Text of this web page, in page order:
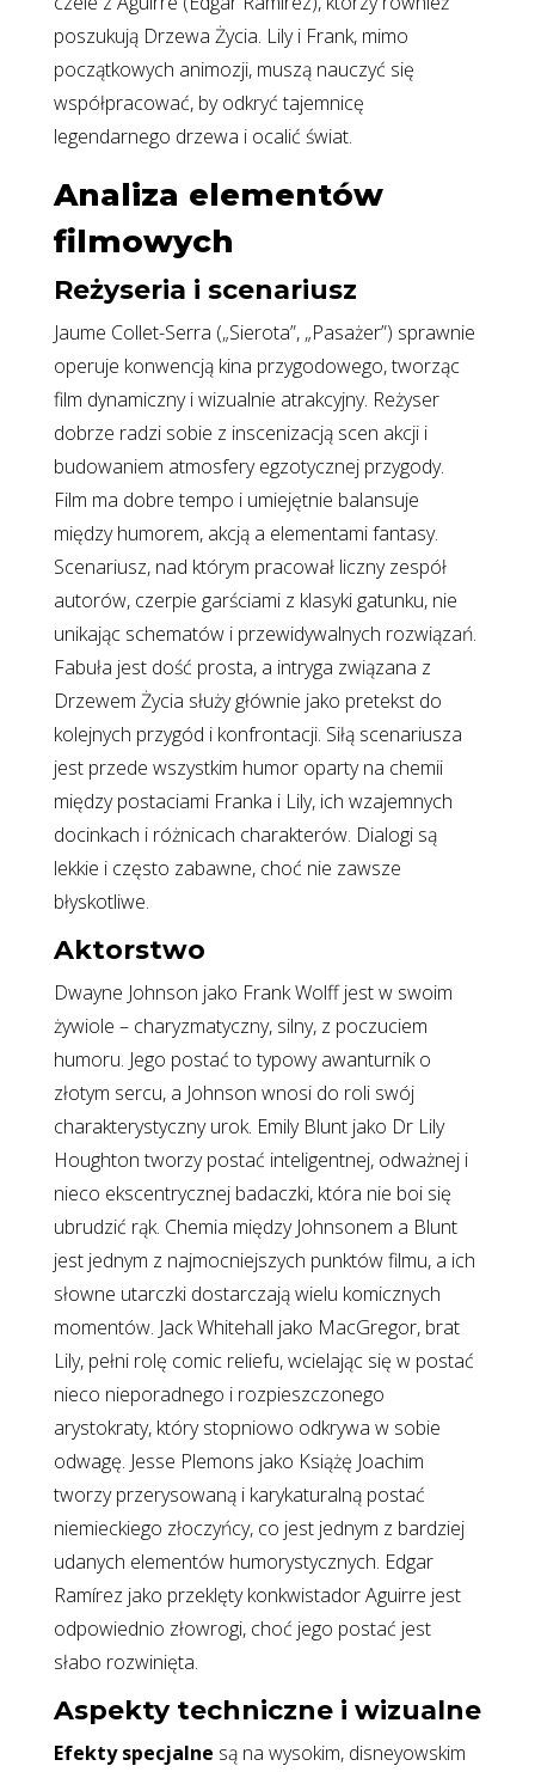
poszukują Drzewa Życia. Lily i Frank, mimo
początkowych animozji, muszą nauczyć się
współpracować, by odkryć tajemnicę
legendarnego drzewa i ocalić świat.
Analiza elementów
filmowych
Reżyseria i scenariusz
Jaume Collet-Serra („Sierota”, „Pasażer”) sprawnie
operuje konwencją kina przygodowego, tworząc
film dynamiczny i wizualnie atrakcyjny. Reżyser
dobrze radzi sobie z inscenizacją scen akcji i
budowaniem atmosfery egzotycznej przygody.
Film ma dobre tempo i umiejętnie balansuje
między humorem, akcją a elementami fantasy.
Scenariusz, nad którym pracował liczny zespół
autorów, czerpie garściami z klasyki gatunku, nie
unikając schematów i przewidywalnych rozwiązań.
Fabuła jest dość prosta, a intryga związana z
Drzewem Życia służy głównie jako pretekst do
kolejnych przygód i konfrontacji. Siłą scenariusza
jest przede wszystkim humor oparty na chemii
między postaciami Franka i Lily, ich wzajemnych
docinkach i różnicach charakterów. Dialogi są
lekkie i często zabawne, choć nie zawsze
błyskotliwe.
Aktorstwo
Dwayne Johnson jako Frank Wolff jest w swoim
żywiole – charyzmatyczny, silny, z poczuciem
humoru. Jego postać to typowy awanturnik o
złotym sercu, a Johnson wnosi do roli swój
charakterystyczny urok. Emily Blunt jako Dr Lily
Houghton tworzy postać inteligentnej, odważnej i
nieco ekscentrycznej badaczki, która nie boi się
ubrudzić rąk. Chemia między Johnsonem a Blunt
jest jednym z najmocniejszych punktów filmu, a ich
słowne utarczki dostarczają wielu komicznych
momentów. Jack Whitehall jako MacGregor, brat
Lily, pełni rolę comic reliefu, wcielając się w postać
nieco nieporadnego i rozpieszczonego
arystokraty, który stopniowo odkrywa w sobie
odwagę. Jesse Plemons jako Książę Joachim
tworzy przerysowaną i karykaturalną postać
niemieckiego złoczyńcy, co jest jednym z bardziej
udanych elementów humorystycznych. Edgar
Ramírez jako przeklęty konkwistador Aguirre jest
odpowiednio złowrogi, choć jego postać jest
słabo rozwinięta.
Aspekty techniczne i wizualne
Efekty specjalne są na wysokim, disneyowskim